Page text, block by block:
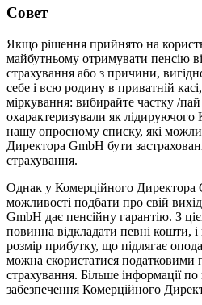
Cовет
Якщо рішення прийнято на
майбутньому отримувати пенсію
страхування або з причини,
себе і всю родину в приватній
міркування: вибирайте частку /
охарактеризували як
нашу опросному списку, які
Директора GmbH бути
страхування.
Однак у Комерційного Директора
можливості подбати про свій
GmbH дає пенсійну гарантію. З
повинна відкладати певні кошти,
розмір прибутку, що підлягає
можна скористатися податковими
страхування. Більше інформації по
забезпечення Комерційного